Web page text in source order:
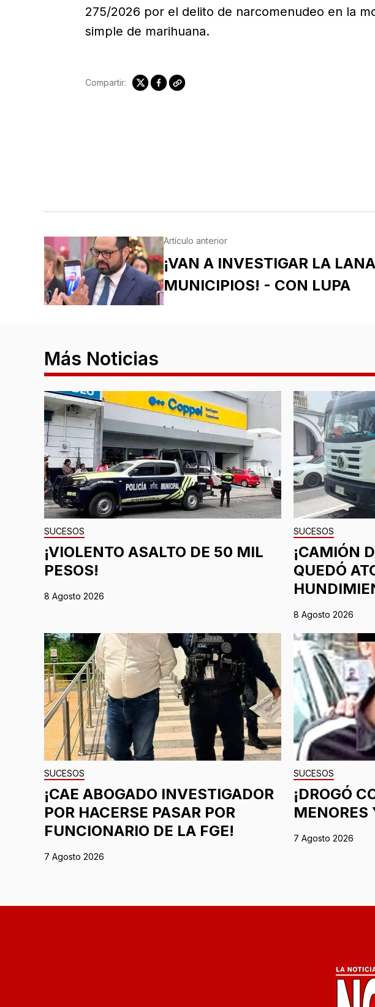
275/2026 por el delito de narcomenudeo en la
simple de marihuana.
Compartir:
Artículo anterior
¡VAN A INVESTIGAR LA
MUNICIPIOS! - CON LUPA
Más Noticias
SUCESOS
¡VIOLENTO ASALTO DE 50 MIL
PESOS!
8 Agosto 2026
SUCESOS
¡CAMIÓN
QUEDÓ
8 Agosto 2026
SUCESOS
¡CAE ABOGADO INVESTIGADOR
POR HACERSE PASAR POR
FUNCIONARIO DE LA FGE!
7 Agosto 2026
SUCESOS
¡DROGÓ
MENORES
7 Agosto 2026